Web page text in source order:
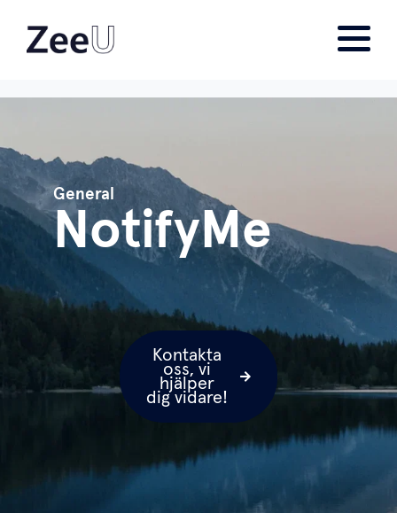
General
NotifyMe
Kontakta
oss, vi
hjälper
dig vidare!